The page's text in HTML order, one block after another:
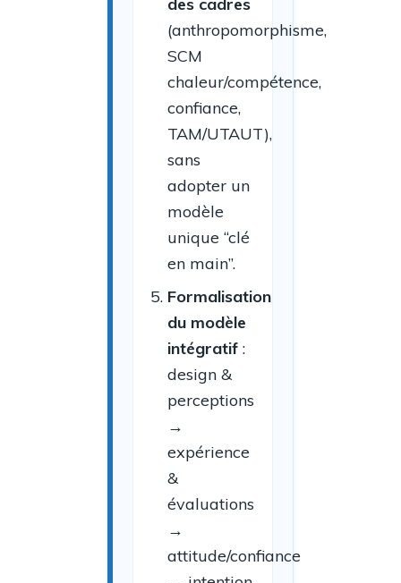
des cadres
(anthropomorphisme,
SCM
chaleur/compétence,
confiance,
TAM/UTAUT),
sans
adopter un
modèle
unique “clé
en main”.
Formalisation
du modèle
intégratif :
design &
perceptions
→
expérience
&
évaluations
→
attitude/confiance